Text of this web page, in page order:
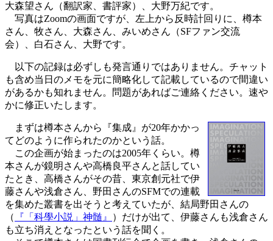
大森望さん（翻訳家、書評家）、大野万紀です。
写真はZoomの画面ですが、左上から反時計回りに、樽本
さん、牧さん、大森さん、みいめさん（SFファン交流
会）、白石さん、大野です。
以下の記録は必ずしも発言通りではありません。チャット
も含め当日のメモを元に簡略化して記載しているので間違い
があるかも知れません。問題があればご連絡ください。速や
かに修正いたします。
まずは樽本さんから『集成』が20年かかっ
てどのように作られたのかという話。
この企画が始まったのは2005年くらい。樽
本さんが鏡明さんや高橋良平さんと話してい
たとき、高橋さんがその昔、東京創元社で伊
藤さんや浅倉さん、野田さんのSFMでの連載
を集めた叢書を出そうと考えていたが、結局野田さんの
（
『「科學小説」神髄』
）だけが出て、伊藤さんも浅倉さん
も立ち消えとなったという話を聞く。